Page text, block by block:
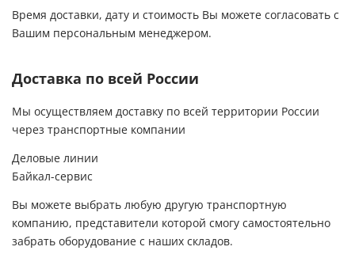
Время доставки, дату и стоимость Вы можете согласовать с
Вашим персональным менеджером.
Доставка по всей России
Мы осуществляем доставку по всей территории России
через транспортные компании
Деловые линии
Байкал-сервис
Вы можете выбрать любую другую транспортную
компанию, представители которой смогу самостоятельно
забрать оборудование с наших складов.